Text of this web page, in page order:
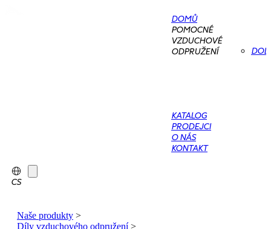
DOMŮ
POMOCNÉ
VZDUCHOVÉ
ODPRUŽENÍ
KATALOG
PRODEJCI
O NÁS
KONTAKT
CS
Naše produkty >
Díly vzduchového odpružení>